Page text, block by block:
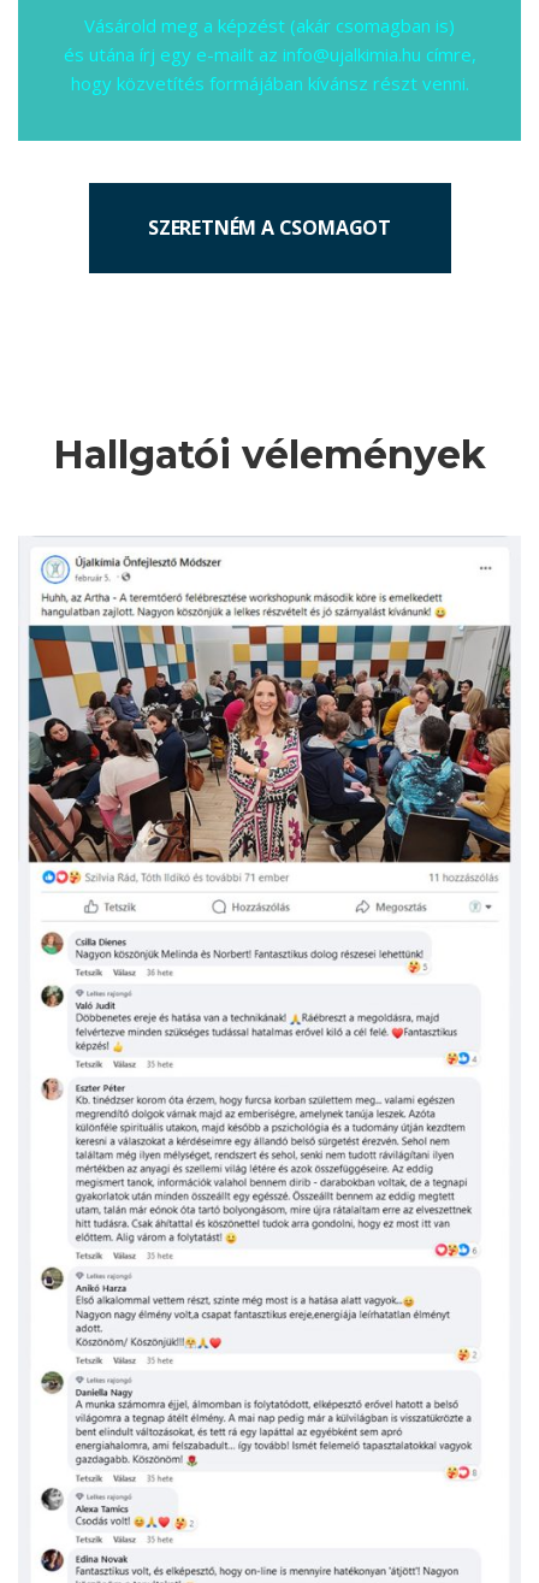
Vásárold meg a képzést (akár csomagban is)
és utána írj egy e-mailt az info@ujalkimia.hu címre,
hogy közvetítés formájában kívánsz részt venni.
SZERETNÉM A CSOMAGOT
Hallgatói vélemények